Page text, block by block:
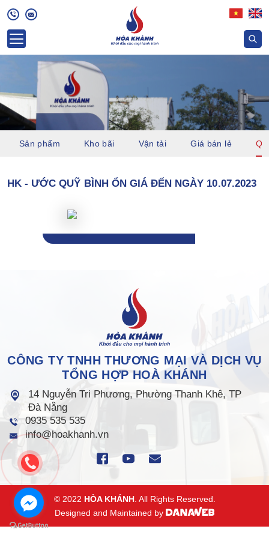
Sản phẩm Kho bãi Vận tải Giá bán lẻ
HK - ƯỚC QUỸ BÌNH ỔN GIÁ ĐẾN NGÀY 10.07.2023
CÔNG TY TNHH THƯƠNG MẠI VÀ DỊCH VỤ
TỔNG HỢP HOÀ KHÁNH
14 Nguyễn Tri Phương, Phường Thanh Khê, TP
Đà Nẵng
0935 535 535
info@hoakhanh.vn
© 2022 HÒA KHÁNH. All Rights Reserved.
Designed and Maintained by